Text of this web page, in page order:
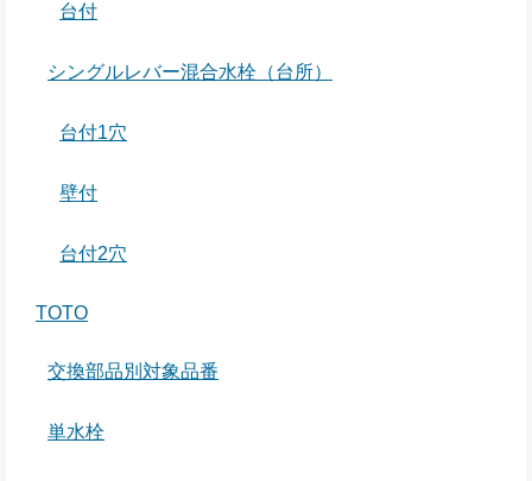
台付
シングルレバー混合水栓（台所）
台付1穴
壁付
台付2穴
TOTO
交換部品別対象品番
単水栓